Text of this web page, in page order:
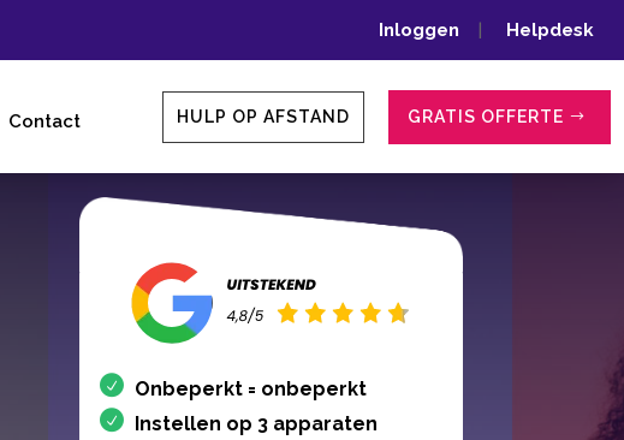
Inloggen | Helpdesk
Contact HULP OP AFSTAND GRATIS OFFERTE
Onbeperkt = onbeperkt
Instellen op 3 apparaten